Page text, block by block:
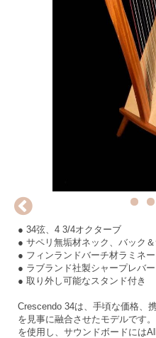
● 34弦、4 3/4オクターブ
● サペリ無垢材ネック、バック
● フィンランドバーチ材ラミネ
● ラブランド社製シャープレバ
● 取り外し可能なスタンド付き
Crescendo 34は、手頃な価格、
を見事に融合させたモデルです
を使用し、サウンドボードには